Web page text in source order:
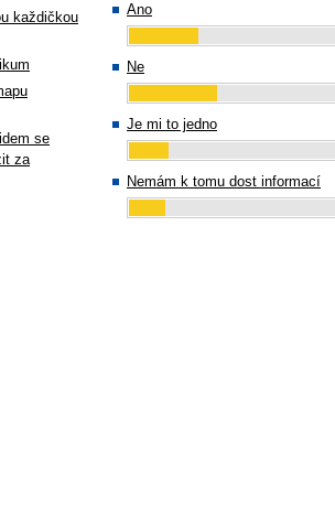
každičkou
se
za
Ano
Ne
Je mi to jedno
Nemám k tomu dost informací